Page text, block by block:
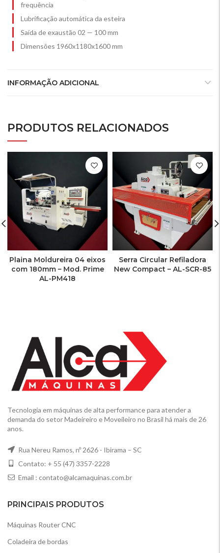
frequência
Lubrificação automática da esteira
Saída de exaustão 02 — 100 mm
Dimensões 1960x1180x1600 mm
INFORMAÇÃO ADICIONAL
PRODUTOS RELACIONADOS
Plaina Moldureira 04 eixos
com 180mm – Mod. Prime
AL-PM418
Serra Circular Refiladora
New Compact – AL-SCR-85
Tecnologia em máquinas de alta performance para atender a
demanda do setor Madeireiro e Moveileiro no Brasil há mais de 26
anos.
Rua Nereu Ramos, nº 2626 - Ibirama – SC
Contato: + 55 (47) 3357-2228
Email : contato@alcamaquinas.com.br
PRINCIPAIS PRODUTOS
Máquinas Router CNC
Coladeira de bordas